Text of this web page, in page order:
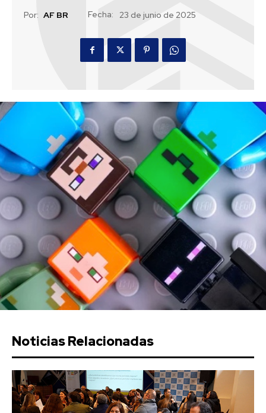
Por: AF BR Fecha: 23 de junio de 2025
Noticias Relacionadas